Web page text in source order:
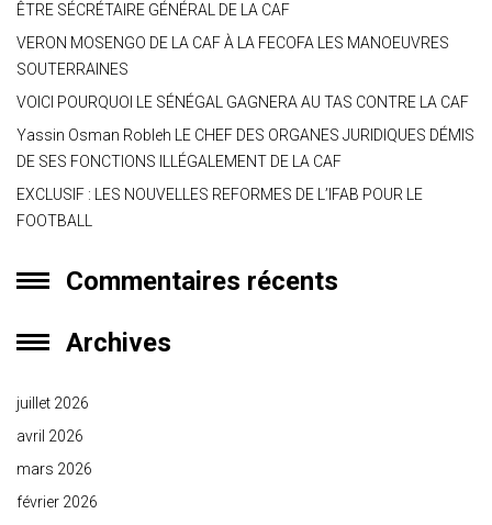
ÊTRE SÉCRÉTAIRE GÉNÉRAL DE LA CAF
VERON MOSENGO DE LA CAF À LA FECOFA LES MANOEUVRES
SOUTERRAINES
VOICI POURQUOI LE SÉNÉGAL GAGNERA AU TAS CONTRE LA CAF
Yassin Osman Robleh LE CHEF DES ORGANES JURIDIQUES DÉMIS
DE SES FONCTIONS ILLÉGALEMENT DE LA CAF
EXCLUSIF : LES NOUVELLES REFORMES DE L’IFAB POUR LE
FOOTBALL
Commentaires récents
Archives
juillet 2026
avril 2026
mars 2026
février 2026